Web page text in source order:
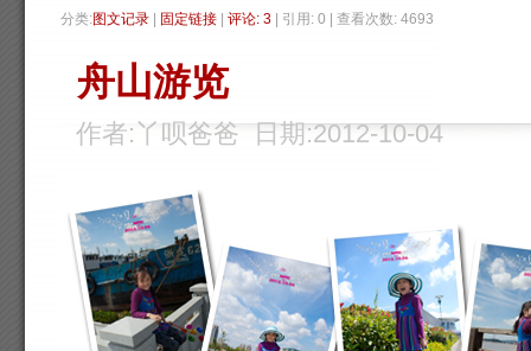
分类:图文记录 固定链接 评论: 3 | 引用: 0 | 查看次数: 4693
舟山游览
作者:丫呗爸爸 日期:2012-10-04